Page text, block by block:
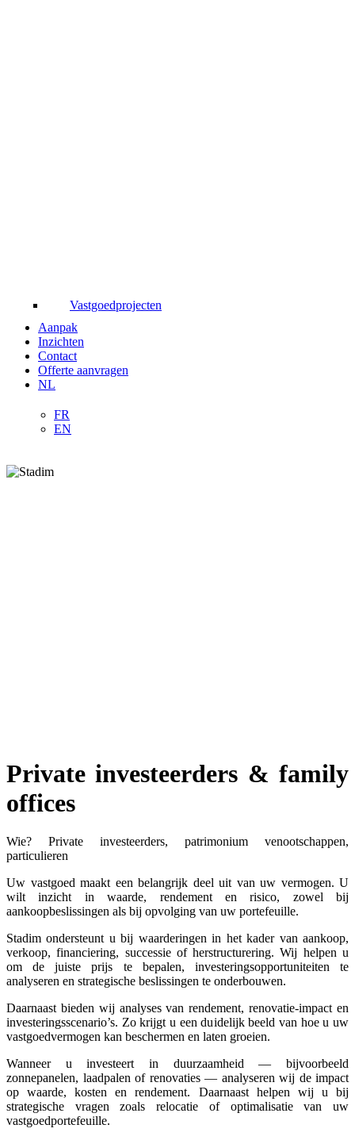
Vastgoedprojecten
Aanpak
Inzichten
Contact
Offerte aanvragen
NL
FR
EN
Private investeerders & family
offices
Wie? Private investeerders, patrimonium venootschappen,
particulieren
Uw vastgoed maakt een belangrijk deel uit van uw vermogen. U
wilt inzicht in waarde, rendement en risico, zowel bij
aankoopbeslissingen als bij opvolging van uw portefeuille.
Stadim ondersteunt u bij waarderingen in het kader van aankoop,
verkoop, financiering, successie of herstructurering. Wij helpen u
om de juiste prijs te bepalen, investeringsopportuniteiten te
analyseren en strategische beslissingen te onderbouwen.
Daarnaast bieden wij analyses van rendement, renovatie-impact en
investeringsscenario’s. Zo krijgt u een duidelijk beeld van hoe u uw
vastgoedvermogen kan beschermen en laten groeien.
Wanneer u investeert in duurzaamheid — bijvoorbeeld
zonnepanelen, laadpalen of renovaties — analyseren wij de impact
op waarde, kosten en rendement. Daarnaast helpen wij u bij
strategische vragen zoals relocatie of optimalisatie van uw
vastgoedportefeuille.